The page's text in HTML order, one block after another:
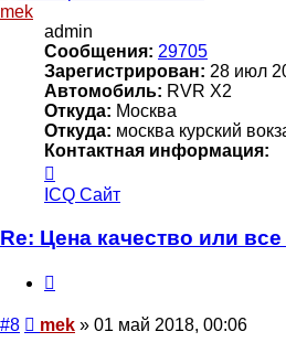
mek
admin
Сообщения: 29705
Зарегистрирован: 28 июл
Автомобиль: RVR X2
Откуда: Москва
Откуда: москва курский
Контактная информация:
информация
пользователя
ICQ Сайт
Re: Цена качество или
#8 Сообщение
mek » 01 май 2018, 00:06